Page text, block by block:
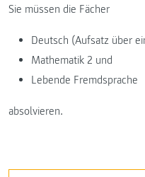
Sie müssen die Fächer
Deutsch (Aufsatz über
Mathematik 2 und
Lebende Fremdsprache
absolvieren.